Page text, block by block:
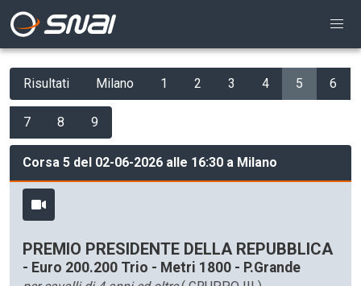
Risultati Milano 1 2 3 4 5 6
7 8 9
Corsa 5 del 02-06-2026 alle 16:30 a Milano
PREMIO PRESIDENTE DELLA REPUBBLICA
- Euro 200.200 Trio - Metri 1800 - P.Grande